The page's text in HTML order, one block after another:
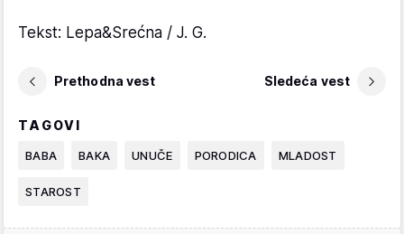
Tekst: Lepa&Srećna / J. G.
Prethodna vest Sledeća vest
TAGOVI
BABA BAKA UNUČE PORODICA MLADOST
STAROST